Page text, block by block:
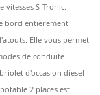
S-Tronic.
bord entièrement
Elle vous permet
de conduite
d'occasion diesel
2 places est